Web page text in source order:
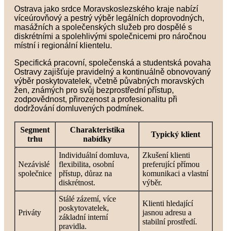
Ostrava jako srdce Moravskoslezského kraje nabízí
víceúrovňový a pestrý výběr legálních doprovodných,
masážních a společenských služeb pro dospělé s
diskrétními a spolehlivými společnicemi pro náročnou
místní i regionální klientelu.
Specifická pracovní, společenská a studentská povaha
Ostravy zajišťuje pravidelný a kontinuálně obnovovaný
výběr poskytovatelek, včetně půvabných moravských
žen, známých pro svůj bezprostřední přístup,
zodpovědnost, přirozenost a profesionalitu při
dodržování domluvených podmínek.
Segment
trhu
Charakteristika
nabídky
Typický klient
Nezávislé
společnice
Individuální domluva,
flexibilita, osobní
přístup, důraz na
diskrétnost.
Zkušení klienti
preferující přímou
komunikaci a vlastní
výběr.
Priváty
Stálé zázemí, více
poskytovatelek,
základní interní
pravidla.
Klienti hledající
jasnou adresu a
stabilní prostředí.